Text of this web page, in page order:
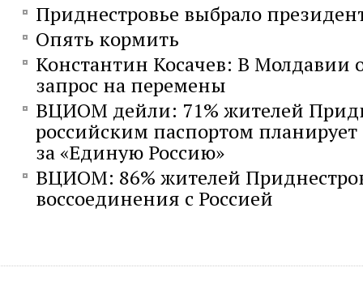
Приднестровье выбрало
Опять кормить
Константин Косачев: В Молдавии
запрос на перемены
ВЦИОМ дейли: 71% жителей
российским паспортом планирует
за «Единую Россию»
ВЦИОМ: 86% жителей
воссоединения с Россией